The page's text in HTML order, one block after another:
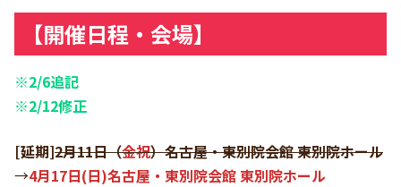
【開催日程・会場】
※2/6追記
※2/12修正
[延期]2月11日（金祝）名古屋・東別院会館 東別院ホール
→4月17日(日)名古屋・東別院会館 東別院ホール